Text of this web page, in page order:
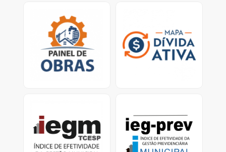
Mapa virtual que
permite que o cidadão
verifique obras em
atraso e/ou paralisadas.
Ferramenta traz dados
sobre os esforços dos
municípios para
recuperar valores
Índice de Efetividade da
Gestão Municipal -
Dados e Relatórios
Índice de Efetividade da
Gestão Previdenciária
Previdência Municipal -